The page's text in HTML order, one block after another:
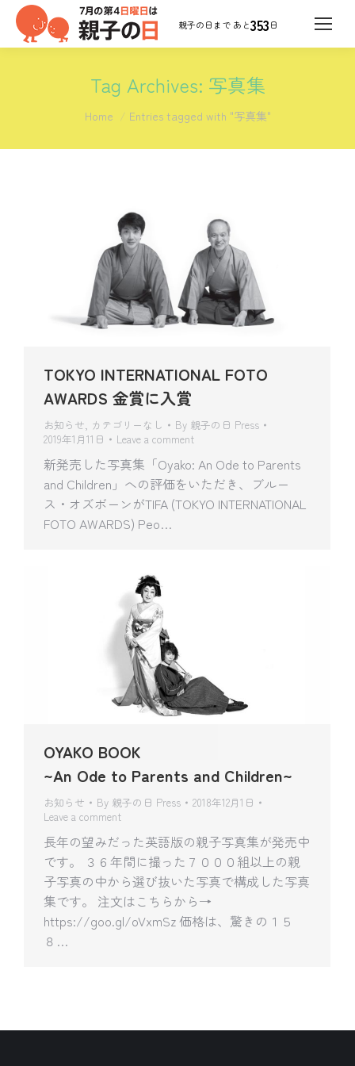
353日
Tag Archives: 写真集
You are here:
Home Entries tagged with "写真集"
TOKYO INTERNATIONAL FOTO
AWARDS 金賞に入賞
お知らせ, カテゴリーなし By 親子の日 Press
2019年1月11日
Leave a comment
新発売した写真集「Oyako: An Ode to Parents
and Children」への評価をいただき、ブルー
ス・オズボーンがTIFA (TOKYO INTERNATIONAL
FOTO AWARDS) Peo…
OYAKO BOOK
~An Ode to Parents and Children~
お知らせ By 親子の日 Press
2018年12月1日
Leave a comment
長年の望みだった英語版の親子写真集が発売中
です。 ３６年間に撮った７０００組以上の親
子写真の中から選び抜いた写真で構成した写真
集です。 注文はこちらから→
https://goo.gl/oVxmSz 価格は、驚きの１５
８…